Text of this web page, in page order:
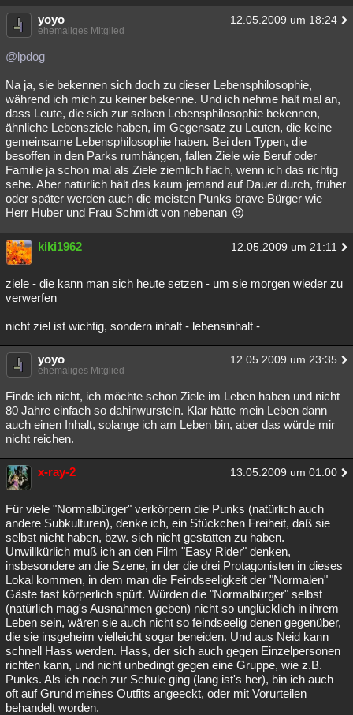
yoyo 12.05.2009 um 18:24
ehemaliges Mitglied
@lpdog
Na ja, sie bekennen sich doch zu dieser Lebensphilosophie,
während ich mich zu keiner bekenne. Und ich nehme halt mal an,
dass Leute, die sich zur selben Lebensphilosophie bekennen,
ähnliche Lebensziele haben, im Gegensatz zu Leuten, die keine
gemeinsame Lebensphilosophie haben. Bei den Typen, die
besoffen in den Parks rumhängen, fallen Ziele wie Beruf oder
Familie ja schon mal als Ziele ziemlich flach, wenn ich das richtig
sehe. Aber natürlich hält das kaum jemand auf Dauer durch, früher
oder später werden auch die meisten Punks brave Bürger wie
Herr Huber und Frau Schmidt von nebenan
kiki1962 12.05.2009 um 21:11
ziele - die kann man sich heute setzen - um sie morgen wieder zu
verwerfen
nicht ziel ist wichtig, sondern inhalt - lebensinhalt -
yoyo 12.05.2009 um 23:35
ehemaliges Mitglied
Finde ich nicht, ich möchte schon Ziele im Leben haben und nicht
80 Jahre einfach so dahinwursteln. Klar hätte mein Leben dann
auch einen Inhalt, solange ich am Leben bin, aber das würde mir
nicht reichen.
x-ray-2 13.05.2009 um 01:00
Für viele "Normalbürger" verkörpern die Punks (natürlich auch
andere Subkulturen), denke ich, ein Stückchen Freiheit, daß sie
selbst nicht haben, bzw. sich nicht gestatten zu haben.
Unwillkürlich muß ich an den Film "Easy Rider" denken,
insbesondere an die Szene, in der die drei Protagonisten in dieses
Lokal kommen, in dem man die Feindseeligkeit der "Normalen"
Gäste fast körperlich spürt. Würden die "Normalbürger" selbst
(natürlich mag's Ausnahmen geben) nicht so unglücklich in ihrem
Leben sein, wären sie auch nicht so feindseelig denen gegenüber,
die sie insgeheim vielleicht sogar beneiden. Und aus Neid kann
schnell Hass werden. Hass, der sich auch gegen Einzelpersonen
richten kann, und nicht unbedingt gegen eine Gruppe, wie z.B.
Punks. Als ich noch zur Schule ging (lang ist's her), bin ich auch
oft auf Grund meines Outfits angeeckt, oder mit Vorurteilen
behandelt worden.